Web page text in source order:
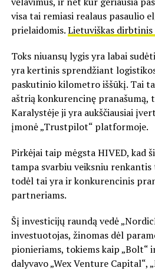
visa tai remiasi realaus pasaulio
prielaidomis.Lietuviškas
Toks niuansų lygis yra labai
yra kertinis sprendžiant
paskutinio kilometro iššūkį. Tai
aštrią konkurencinę pranašumą,
Karalystėje ji yra aukščiausiai
įmonė „Trustpilot“ platformoje.
Pirkėjai taip mėgsta HIVED, kad
tampa svarbiu veiksniu
todėl tai yra ir konkurencinis
partneriams.
Šį investicijų raundą vedė
investuotojas, žinomas dėl
pionieriams, tokiems kaip „Bolt“
dalyvavo „Wex Venture Capital“,